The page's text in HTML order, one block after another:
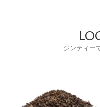
- ジンティー